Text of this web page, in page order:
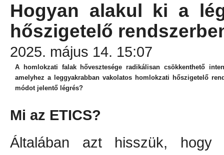
Hogyan alakul ki a
hőszigetelő
2025. május 14. 15:07
A homlokzati falak hővesztesége radikálisan csökkenthető
amelyhez a leggyakrabban vakolatos homlokzati hőszigetelő
módot jelentő légrés?
Mi az ETICS?
Általában azt hisszük,